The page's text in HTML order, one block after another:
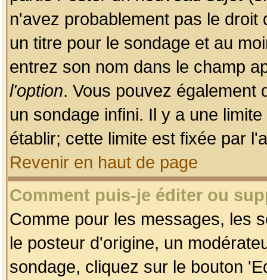
n'avez probablement pas le
un titre pour le sondage et au
entrez son nom dans le champ
l'option. Vous pouvez également
un sondage infini. Il y a une
établir; cette limite est fixée par
Revenir en haut de page
Comment puis-je éditer ou
Comme pour les messages, les
le posteur d'origine, un
sondage, cliquez sur le bouton